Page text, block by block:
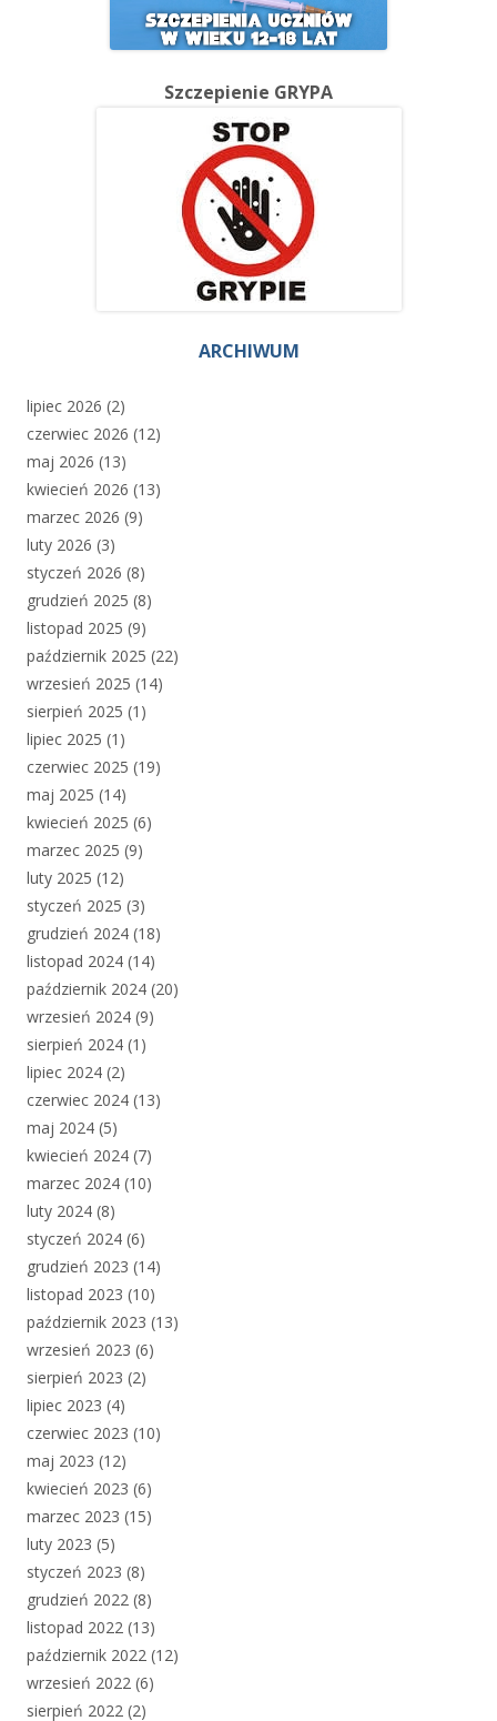
Szczepienie GRYPA
ARCHIWUM
lipiec 2026 (2)
czerwiec 2026 (12)
maj 2026 (13)
kwiecień 2026 (13)
marzec 2026 (9)
luty 2026 (3)
styczeń 2026 (8)
grudzień 2025 (8)
listopad 2025 (9)
październik 2025 (22)
wrzesień 2025 (14)
sierpień 2025 (1)
lipiec 2025 (1)
czerwiec 2025 (19)
maj 2025 (14)
kwiecień 2025 (6)
marzec 2025 (9)
luty 2025 (12)
styczeń 2025 (3)
grudzień 2024 (18)
listopad 2024 (14)
październik 2024 (20)
wrzesień 2024 (9)
sierpień 2024 (1)
lipiec 2024 (2)
czerwiec 2024 (13)
maj 2024 (5)
kwiecień 2024 (7)
marzec 2024 (10)
luty 2024 (8)
styczeń 2024 (6)
grudzień 2023 (14)
listopad 2023 (10)
październik 2023 (13)
wrzesień 2023 (6)
sierpień 2023 (2)
lipiec 2023 (4)
czerwiec 2023 (10)
maj 2023 (12)
kwiecień 2023 (6)
marzec 2023 (15)
luty 2023 (5)
styczeń 2023 (8)
grudzień 2022 (8)
listopad 2022 (13)
październik 2022 (12)
wrzesień 2022 (6)
sierpień 2022 (2)